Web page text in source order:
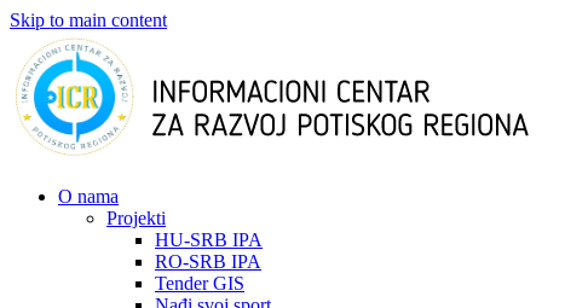
Skip to main content
О nama
Projekti
HU-SRB IPA
RO-SRB IPA
Tender GIS